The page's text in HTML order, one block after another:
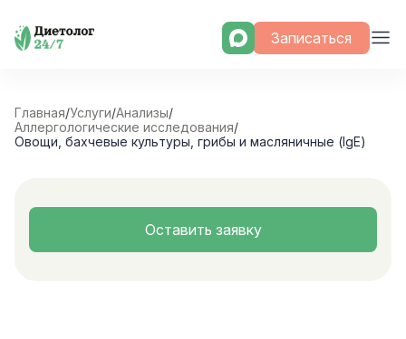
Skip
Записаться
Главная/Услуги/Анализы/
Аллергологические исследования/
Овощи, бахчевые культуры, грибы и масляничные (IgE)
Оставить заявку